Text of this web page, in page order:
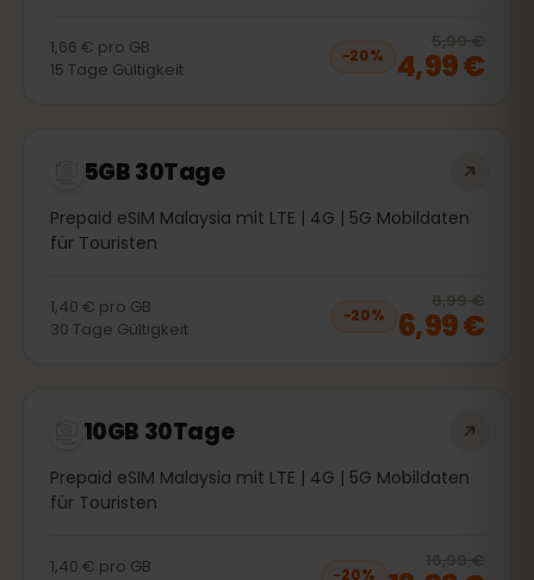
1,66 € pro GB
15 Tage Gültigkeit
−20%
5,99 €
4,99 €
5GB 30Tage
Prepaid eSIM Malaysia mit LTE | 4G | 5G Mobildaten
für Touristen
1,40 € pro GB
30 Tage Gültigkeit
−20%
8,99 €
6,99 €
10GB 30Tage
Prepaid eSIM Malaysia mit LTE | 4G | 5G Mobildaten
für Touristen
1,40 € pro GB
−20%
16,99 €